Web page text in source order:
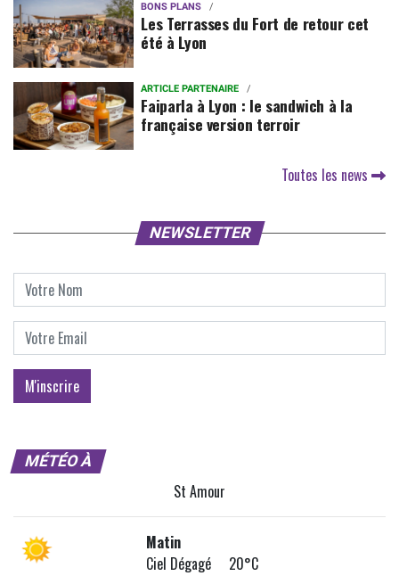
BONS PLANS
Les Terrasses du Fort de retour cet
été à Lyon
ARTICLE PARTENAIRE
Faiparla à Lyon : le sandwich à la
française version terroir
Toutes les news
NEWSLETTER
MÉTÉO À
St Amour
Matin
Ciel Dégagé 20°C